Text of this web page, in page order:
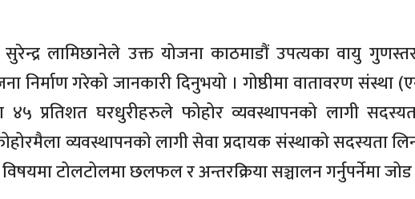
लामिछानेले उक्त योजना काठमाडौं उपत्यका वायु
निर्माण गरेको जानकारी दिनुभयो । गोष्ठीमा वातावरण संस्था
४५ प्रतिशत घरधुरीहरुले फोहोर व्यवस्थापनको लागी
व्यवस्थापनको लागी सेवा प्रदायक संस्थाको सदस्यता
टोलटोलमा छलफल र अन्तरक्रिया सञ्चालन गर्नुपर्नेमा जोड